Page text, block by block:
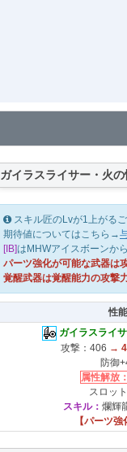
ガイラスライサー・火
スキル匠のLvが1上がる
期待値についてはこちら→
[IB]はMHWアイスボーンか
パーツ強化が可能な武器は
覚醒武器は覚醒能力の攻撃
性能
ガイラスライ
攻撃：406 →
防御
属性解放
スロッ
スキル： 爛輝
【パーツ強